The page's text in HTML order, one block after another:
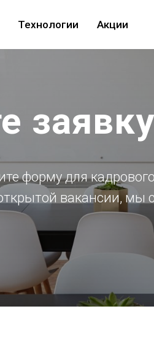
Технологии Акции
форму для
вакансии, мы